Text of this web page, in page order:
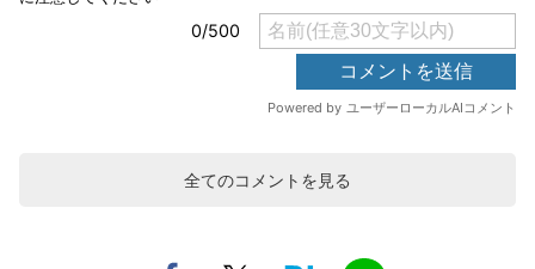
全てのコメントを見る